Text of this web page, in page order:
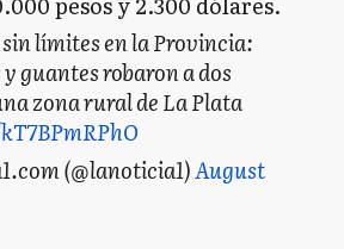
límites en la Provincia:
guantes robaron a dos
zona rural de La Plata
(@lanoticia1)August